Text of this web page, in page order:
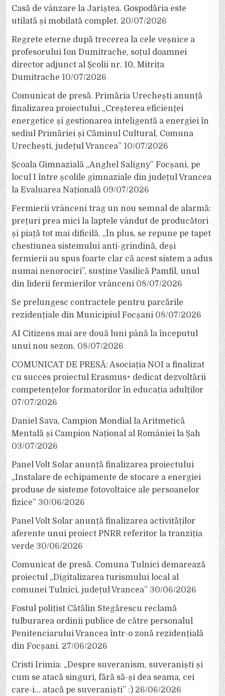
Casă de vânzare la Jariștea. Gospodăria este
utilată și mobilată complet. 20/07/2026
Regrete eterne după trecerea la cele veșnice a
profesorului Ion Dumitrache, soțul doamnei
director adjunct al Școlii nr. 10, Mitrița
Dumitrache 10/07/2026
Comunicat de presă. Primăria Urechești anunță
finalizarea proiectului „Creșterea eficienței
energetice și gestionarea inteligentă a energiei în
sediul Primăriei și Căminul Cultural, Comuna
Urechești, județul Vrancea” 10/07/2026
Școala Gimnazială „Anghel Saligny” Focșani, pe
locul I între școlile gimnaziale din județul Vrancea
la Evaluarea Națională 09/07/2026
Fermierii vrânceni trag un nou semnal de alarmă:
prețuri prea mici la laptele vândut de producători
și piață tot mai dificilă. „În plus, se repune pe tapet
chestiunea sistemului anti-grindină, deși
fermierii au spus foarte clar că acest sistem a adus
numai nenorociri”, susține Vasilică Pamfil, unul
din liderii fermierilor vrânceni 08/07/2026
Se prelungesc contractele pentru parcările
rezidențiale din Municipiul Focșani 08/07/2026
AI Citizens mai are două luni până la începutul
unui nou sezon. 08/07/2026
COMUNICAT DE PRESĂ: Asociația NOI a finalizat
cu succes proiectul Erasmus+ dedicat dezvoltării
competențelor formatorilor în educația adulților
07/07/2026
Daniel Sava, Campion Mondial la Aritmetică
Mentală și Campion Național al României la Șah
03/07/2026
Panel Volt Solar anunță finalizarea proiectului
„Instalare de echipamente de stocare a energiei
produse de sisteme fotovoltaice ale persoanelor
fizice” 30/06/2026
Panel Volt Solar anunță finalizarea activităților
aferente unui proiect PNRR referitor la tranziția
verde 30/06/2026
Comunicat de presă. Comuna Tulnici demarează
proiectul „Digitalizarea turismului local al
comunei Tulnici, județul Vrancea” 30/06/2026
Fostul polițist Cătălin Stegărescu reclamă
tulburarea ordinii publice de către personalul
Penitenciarului Vrancea într-o zonă rezidențială
din Focșani. 27/06/2026
Cristi Irimia: „Despre suveranism, suveraniști și
cum se atacă singuri, fără să-și dea seama, cei
care-i… atacă pe suveraniști” :) 26/06/2026